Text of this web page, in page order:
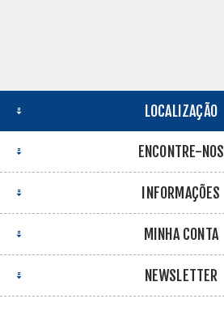
LOCALIZAÇÃO
ENCONTRE-NOS
INFORMAÇÕES
MINHA CONTA
NEWSLETTER